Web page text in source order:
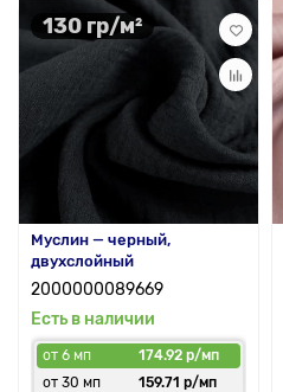
130 гр/м²
Муслин — черный,
двухслойный
2000000089669
Есть в наличии
от 6 мп
174.92 р/мп
от 30 мп
159.71 р/мп